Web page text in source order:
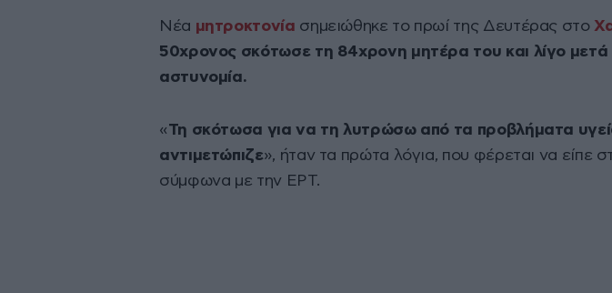
Νέα μητροκτονία σημειώθηκε το πρωί της Δευτέρας στο
50χρονος σκότωσε τη 84χρονη μητέρα του και λίγο μετά
αστυνομία.
«Τη σκότωσα για να τη λυτρώσω από τα προβλήματα
αντιμετώπιζε», ήταν τα πρώτα λόγια, που φέρεται να είπε
σύμφωνα με την ΕΡΤ.